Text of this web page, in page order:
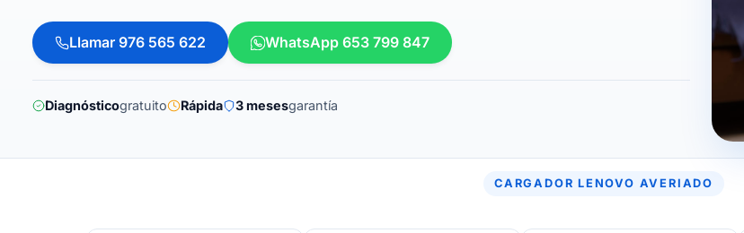
Llamar 976 565 622 WhatsApp 653 799 847
Diagnósticogratuito Rápida 3 mesesgarantía
CARGADOR LENOVO AVERIADO